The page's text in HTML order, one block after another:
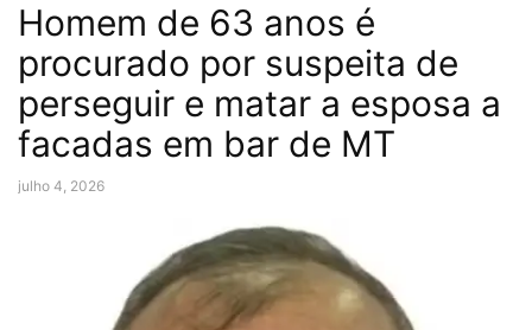
Homem de 63 anos é
procurado por suspeita de
perseguir e matar a esposa a
facadas em bar de MT
julho 4, 2026